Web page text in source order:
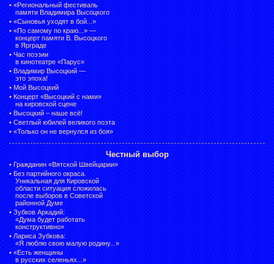
• «Региональный фестиваль
памяти Владимира Высоцкого
• «Сыновья уходят в бой...»
• «По самому по краю...» —
концерт памяти В. Высоцкого
в Ярграде
• Час поэзии
в кинотеатре «Парус»
• Владимир Высоцкий —
это эпоха!
• Мой Высоцкий
• Концерт «Высоцкий с нами»
на кировской сцене
• Высоцкий – наше всё!
• Светлый юбилей великого поэта
• «Только он не вернулся из боя»
Честный выбор
• Гражданин «Вятской Швейцарии»
• Без партийного окраса.
Уникальная для Кировской
области ситуация сложилась
после выборов в Советской
районной Думе
• Зубков Аркадий:
«Дума будет работать
конструктивно»
• Лариса Зубкова:
«Я люблю свою малую родину...»
• «Есть женщины
в русских селеньях...»